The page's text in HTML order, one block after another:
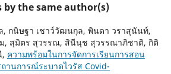
by the same author(s)
, กนิษฐา เชาว์วัฒนกุล, พินดา วราสุนันท์,
, สุมิตร สุวรรณ, สินีนุช สุวรรณาภิชาติ, กิติ
ความพร้อมในการจัดการเรียนการสอน
านการณ์ระบาดไวรัส Covid-